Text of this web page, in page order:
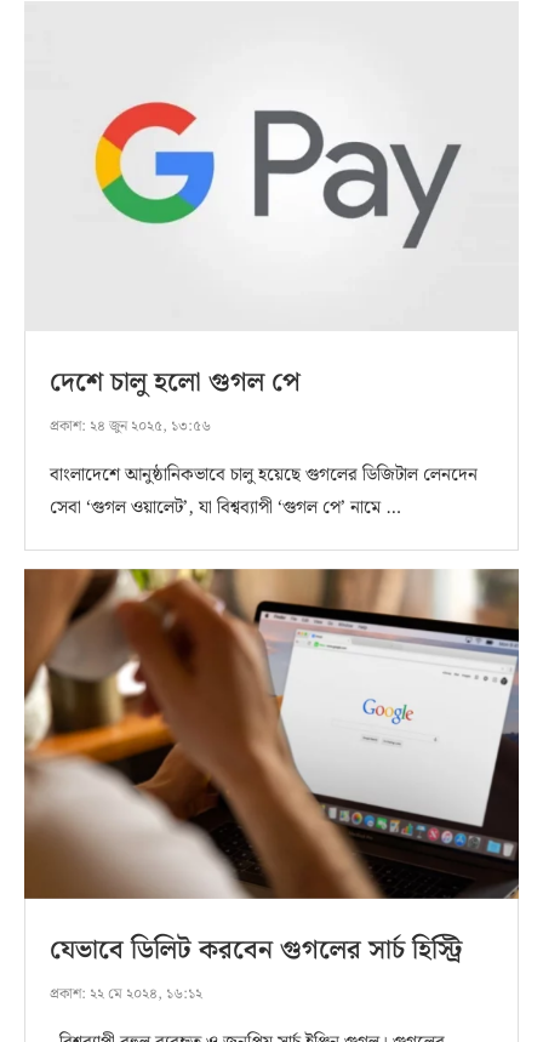
দেশে চালু হলো গুগল পে
প্রকাশ: ২৪ জুন ২০২৫, ১৩:৫৬
বাংলাদেশে আনুষ্ঠানিকভাবে চালু হয়েছে গুগলের ডিজিটাল লেনদেন
সেবা ‘গুগল ওয়ালেট’, যা বিশ্বব্যাপী ‘গুগল পে’ নামে …
যেভাবে ডিলিট করবেন গুগলের সার্চ হিস্ট্রি
প্রকাশ: ২২ মে ২০২৪, ১৬:১২